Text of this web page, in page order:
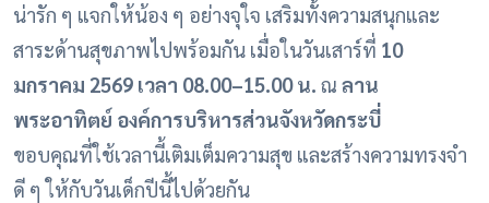
น่ารัก ๆ แจกให้น้อง ๆ อย่างจุใจ เสริมทั้งความสนุกและ
สาระด้านสุขภาพไปพร้อมกัน เมื่อในวันเสาร์ที่ 10
มกราคม 2569 เวลา 08.00–15.00 น. ณ ลาน
พระอาทิตย์ องค์การบริหารส่วนจังหวัดกระบี่
ขอบคุณที่ใช้เวลานี้เติมเต็มความสุข และสร้างความทรงจำ
ดี ๆ ให้กับวันเด็กปีนี้ไปด้วยกัน